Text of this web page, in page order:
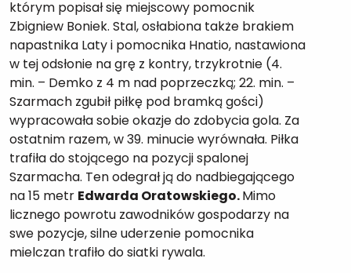
którym popisał się miejscowy pomocnik
Zbigniew Boniek. Stal, osłabiona także brakiem
napastnika Laty i pomocnika Hnatio, nastawiona
w tej odsłonie na grę z kontry, trzykrotnie (4.
min. – Demko z 4 m nad poprzeczką; 22. min. –
Szarmach zgubił piłkę pod bramką gości)
wypracowała sobie okazje do zdobycia gola. Za
ostatnim razem, w 39. minucie wyrównała. Piłka
trafiła do stojącego na pozycji spalonej
Szarmacha. Ten odegrał ją do nadbiegającego
na 15 metr Edwarda Oratowskiego.Mimo
licznego powrotu zawodników gospodarzy na
swe pozycje, silne uderzenie pomocnika
mielczan trafiło do siatki rywala.